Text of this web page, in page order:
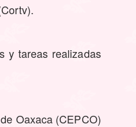
y tareas realizadas
Oaxaca (CEPCO)